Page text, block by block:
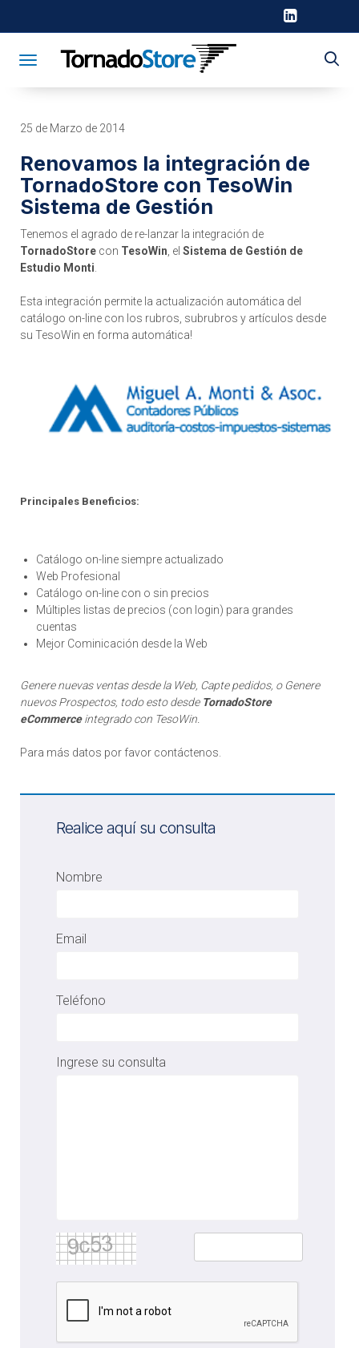
Toggle navigation
25 de Marzo de 2014
Renovamos la integración de
TornadoStore con TesoWin
Sistema de Gestión
Tenemos el agrado de re-lanzar la integración de
TornadoStore con TesoWin , el Sistema de Gestión de
Estudio Monti
Esta integración permite la actualización automática del
catálogo on-line con los rubros, subrubros y artículos desde
su TesoWin en forma automática!
Principales Beneficios:
Catálogo on-line siempre actualizado
Web Profesional
Catálogo on-line con o sin precios
Múltiples listas de precios (con login) para grandes
cuentas
Mejor Cominicación desde la Web
Genere nuevas ventas desde la Web, Capte pedidos, o Genere
nuevos Prospectos, todo esto desde TornadoStore
eCommerceintegrado con TesoWin.
Para más datos por favor contáctenos.
Realice aquí su consulta
Nombre
Email
Teléfono
Ingrese su consulta